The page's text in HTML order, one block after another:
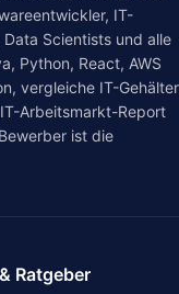
IT-
Scientists und alle
Python, React, AWS
vergleiche IT-Gehälter
IT-Arbeitsmarkt-Report
ist die
Ratgeber